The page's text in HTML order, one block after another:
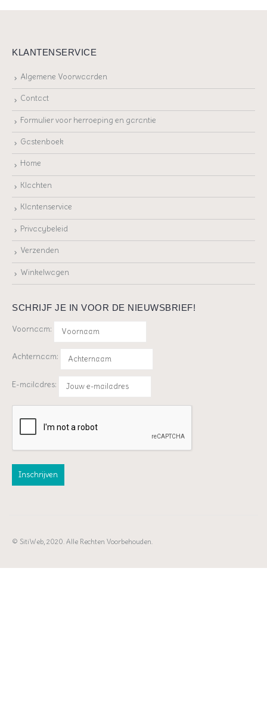
KLANTENSERVICE
Algemene Voorwaarden
Contact
Formulier voor herroeping en garantie
Gastenboek
Home
Klachten
Klantenservice
Privacybeleid
Verzenden
Winkelwagen
SCHRIJF JE IN VOOR DE NIEUWSBRIEF!
Voornaam:
Achternaam:
E-mailadres:
© SitiWeb, 2020. Alle Rechten Voorbehouden.